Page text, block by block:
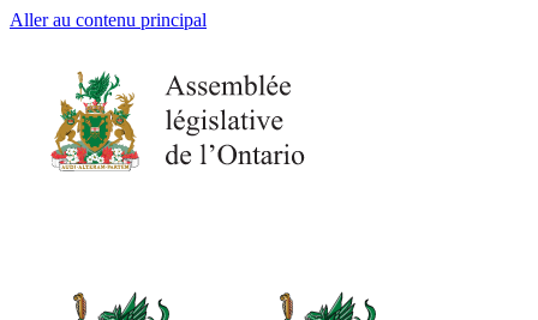
Aller au contenu principal